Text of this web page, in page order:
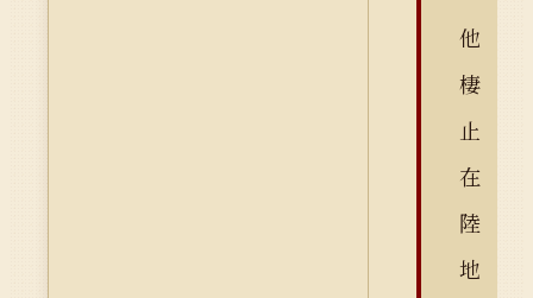
他
棲
止
在
陸
地